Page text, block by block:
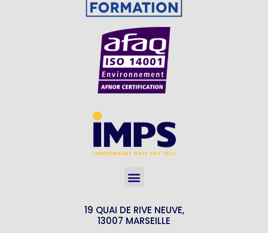
19 QUAI DE RIVE NEUVE,
13007 MARSEILLE